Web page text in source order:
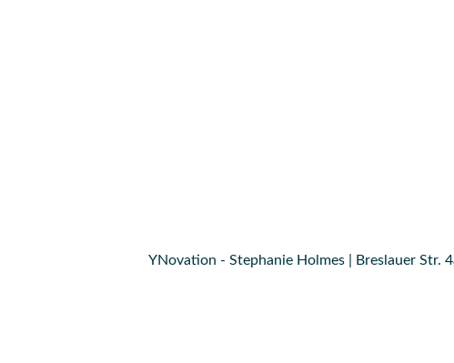
YNovation - Stephanie Holmes | Breslauer Str.